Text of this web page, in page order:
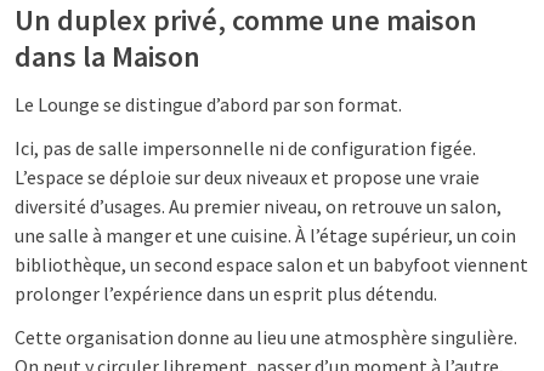
Un duplex privé, comme une maison
dans la Maison
Le Lounge se distingue d’abord par son format.
Ici, pas de salle impersonnelle ni de configuration figée.
L’espace se déploie sur deux niveaux et propose une vraie
diversité d’usages. Au premier niveau, on retrouve un salon,
une salle à manger et une cuisine. À l’étage supérieur, un coin
bibliothèque, un second espace salon et un babyfoot viennent
prolonger l’expérience dans un esprit plus détendu.
Cette organisation donne au lieu une atmosphère singulière.
On peut y circuler librement, passer d’un moment à l’autre,